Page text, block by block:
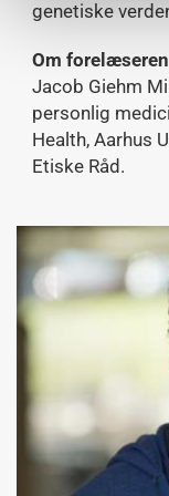
genetiske
Om forelæseren
Jacob Giehm
personlig
Health, Aarhus
Etiske Råd.